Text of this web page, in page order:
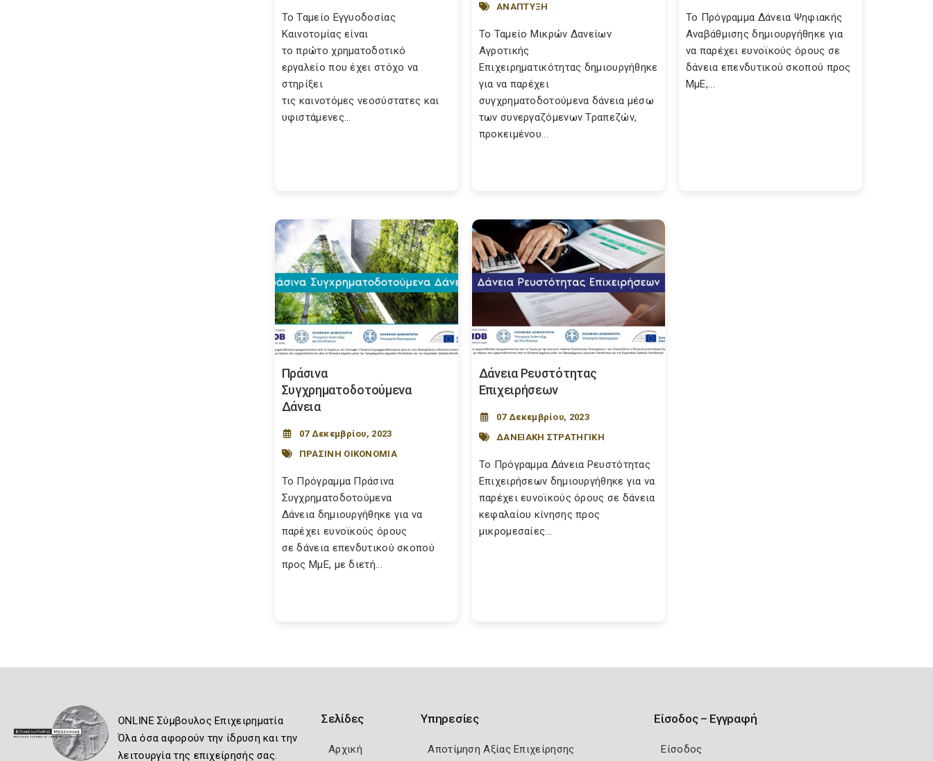
Το Ταμείο Εγγυοδοσίας
Καινοτομίας είναι
το πρώτο χρηματοδοτικό
εργαλείο που έχει στόχο να
στηρίξει
τις καινοτόμες νεοσύστατες και
υφιστάμενες...
ΑΝΑΠΤΥΞΗ
Το Ταμείο Μικρών Δανείων
Αγροτικής
Επιχειρηματικότητας δημιουργήθηκε
για να παρέχει
συγχρηματοδοτούμενα δάνεια μέσω
των συνεργαζόμενων Τραπεζών,
προκειμένου...
Το Πρόγραμμα Δάνεια Ψηφιακής
Αναβάθμισης δημιουργήθηκε για
να παρέχει ευνοϊκούς όρους σε
δάνεια επενδυτικού σκοπού προς
ΜμΕ,...
Πράσινα
Συγχρηματοδοτούμενα
Δάνεια
07 Δεκεμβρίου, 2023
ΠΡΑΣΙΝΗ ΟΙΚΟΝΟΜΙΑ
Το Πρόγραμμα Πράσινα
Συγχρηματοδοτούμενα
Δάνεια δημιουργήθηκε για να
παρέχει ευνοϊκούς όρους
σε δάνεια επενδυτικού σκοπού
προς ΜμΕ, με διετή...
Δάνεια Ρευστότητας
Επιχειρήσεων
07 Δεκεμβρίου, 2023
ΔΑΝΕΙΑΚΗ ΣΤΡΑΤΗΓΙΚΗ
Το Πρόγραμμα Δάνεια Ρευστότητας
Επιχειρήσεων δημιουργήθηκε για να
παρέχει ευνοϊκούς όρους σε δάνεια
κεφαλαίου κίνησης προς
μικρομεσαίες...
ONLINE Σύμβουλος Επιχειρηματία
Όλα όσα αφορούν την ίδρυση και την
λειτουργία της επιχείρησής σας.
Σελίδες
Αρχική
Υπηρεσίες
Αποτίμηση Αξίας Επιχείρησης
Είσοδος – Εγγραφή
Είσοδος